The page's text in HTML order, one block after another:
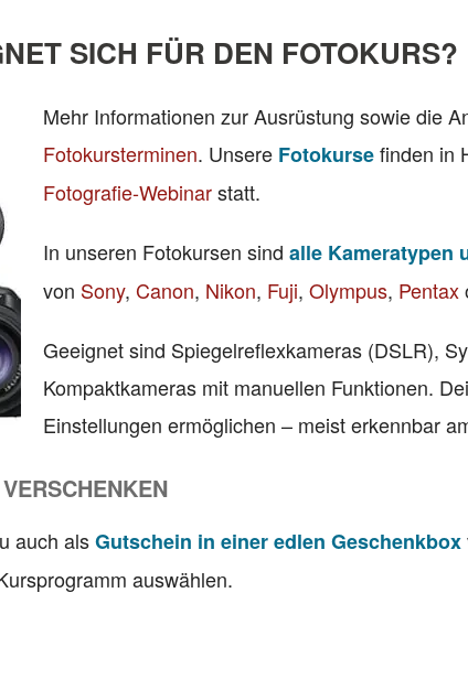
SICH FÜR DEN FOTOKURS?
Mehr Informationen zur Ausrüstung sowie die
Fotokursterminen. Unsere Fotokursefinden in
Fotografie-Webinarstatt.
In unseren Fotokursen sind alle Kameratypen
von Sony, Canon, Nikon, Fuji, Olympus, Pentax
Geeignet sind Spiegelreflexkameras (DSLR),
Kompaktkameras mit manuellen Funktionen.
Einstellungen ermöglichen – meist erkennbar
auch alsGutschein in einer edlen Geschenkbox
auswählen.